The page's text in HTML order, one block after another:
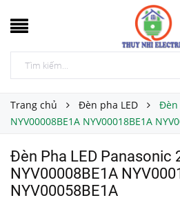
Trang chủ Đèn pha LED
Đèn
NYV00008BE1A NYV00018BE1A
Đèn Pha LED Panasonic
NYV00008BE1A
NYV00058BE1A